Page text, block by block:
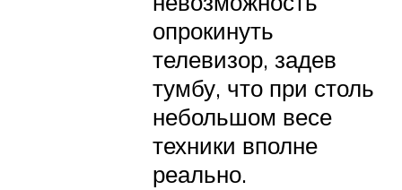
опрокинуть
телевизор, задев
тумбу, что при столь
небольшом весе
техники вполне
реально.